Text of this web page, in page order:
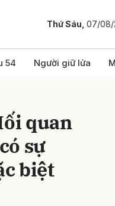
Thứ Sáu, 07/08/
54 Người giữ lửa
quan
sự
biệt